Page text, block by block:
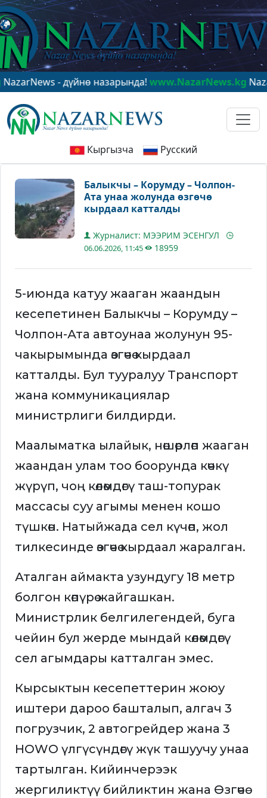
- дүйнө назарында!www.NazarNews.kg
Кыргызча Русский
Балыкчы – Корумду – Чолпон-
Ата унаа жолунда өзгөчө
кырдаал катталды
Журналист: МЭЭРИМ ЭСЕНГУЛ
06.06.2026, 11:45 18959
5-июнда катуу жааган жаандын
кесепетинен Балыкчы – Корумду –
Чолпон-Ата автоунаа жолунун 95-
чакырымында өзгөчө кырдаал
катталды. Бул тууралуу Транспорт
жана коммуникациялар
министрлиги билдирди.
Маалыматка ылайык, нөшөрлөп жааган
жаандан улам тоо боорунда көчкү
жүрүп, чоң көлөмдөгү таш-топурак
массасы суу агымы менен кошо
түшкөн. Натыйжада сел күчөп, жол
тилкесинде өзгөчө кырдаал жаралган.
Аталган аймакта узундугу 18 метр
болгон көпүрө жайгашкан.
Министрлик белгилегендей, буга
чейин бул жерде мындай көлөмдөгү
сел агымдары катталган эмес.
Кырсыктын кесепеттерин жоюу
иштери дароо башталып, алгач 3
погрузчик, 2 автогрейдер жана 3
HOWO үлгүсүндөгү жүк ташуучу унаа
тартылган. Кийинчерээк
жергиликтүү бийликтин жана Өзгөчө